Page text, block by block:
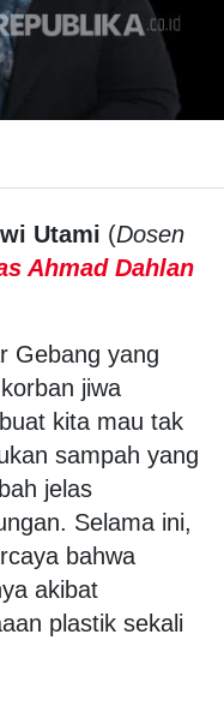
Utami (Dosen
Ahmad Dahlan
Gebang yang
jiwa
kita mau tak
sampah yang
jelas
Selama ini,
bahwa
akibat
plastik sekali